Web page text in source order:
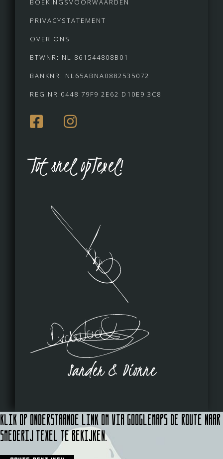
BOEKINGSVOORWAARDEN
PRIVACYSTATEMENT
OVER ONS
BTWNR: NL 861544808B01
BANKNR: NL65ABNA0882535072
REG.NR:0448 79F9 2E62 D10E9 3C8
Tot snel opTexel!
Sander & Dionne
Klik op onderstaande link om via Googlemaps de route naar
Smederij Texel te bekijken.